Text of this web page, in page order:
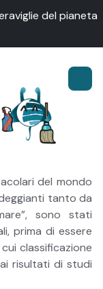
del pianeta
del mondo
tanto da
sono stati
prima di essere
classificazione
risultati di studi